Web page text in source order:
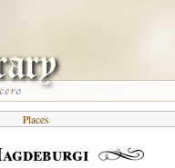
Places